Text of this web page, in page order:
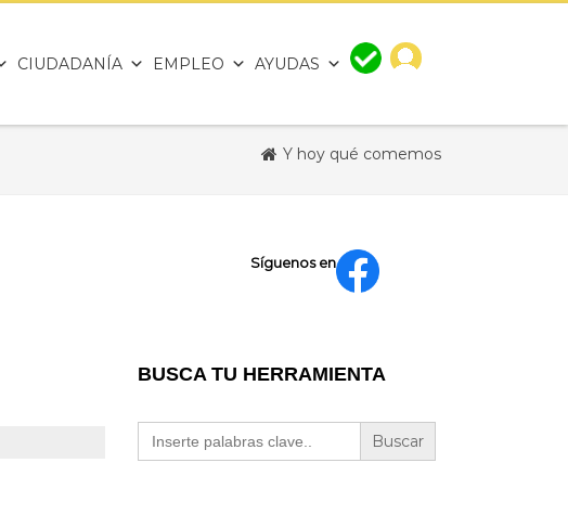
CIUDADANÍA EMPLEO AYUDAS
Y hoy qué comemos
Síguenos en
BUSCA TU HERRAMIENTA
Buscar: